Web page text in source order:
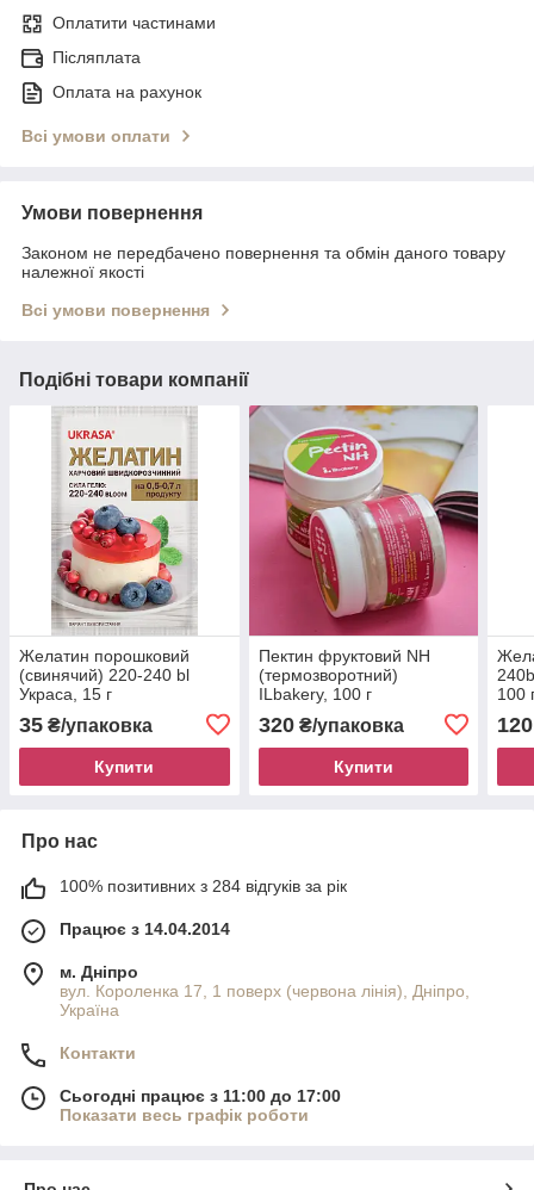
Оплатити частинами
Післяплата
Оплата на рахунок
Всі умови оплати
Умови повернення
Законом не передбачено повернення та обмін даного товару
належної якості
Всі умови повернення
Подібні товари компанії
Желатин порошковий
(свинячий) 220-240 bl
Украса, 15 г
35 ₴/упаковка
Купити
Пектин фруктовий NH
(термозворотний)
ILbakery, 100 г
320₴/упаковка
Купити
100
120
Про нас
100% позитивних з 284 відгуків за рік
Працює з 14.04.2014
м. Дніпро
вул. Короленка 17, 1 поверх (червона лінія), Дніпро,
Україна
Контакти
Сьогодні працює з 11:00 до 17:00
Показати весь графік роботи